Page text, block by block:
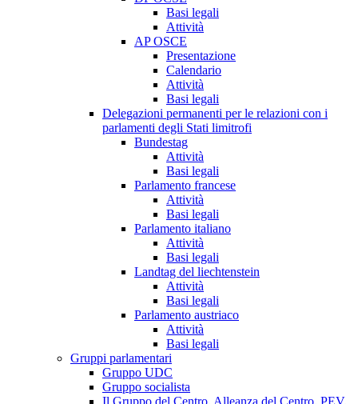
Basi legali
Attività
AP OSCE
Presentazione
Calendario
Attività
Basi legali
Delegazioni permanenti per le relazioni con i
parlamenti degli Stati limitrofi
Bundestag
Attività
Basi legali
Parlamento francese
Attività
Basi legali
Parlamento italiano
Attività
Basi legali
Landtag del liechtenstein
Attività
Basi legali
Parlamento austriaco
Attività
Basi legali
Gruppi parlamentari
Gruppo UDC
Gruppo socialista